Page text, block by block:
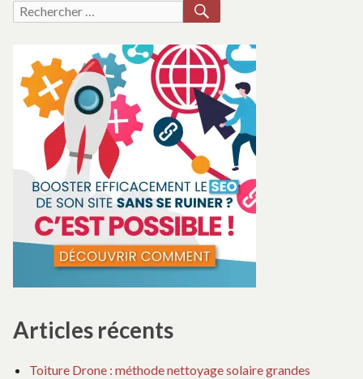
Recherche
Articles récents
Toiture Drone : méthode nettoyage solaire grandes